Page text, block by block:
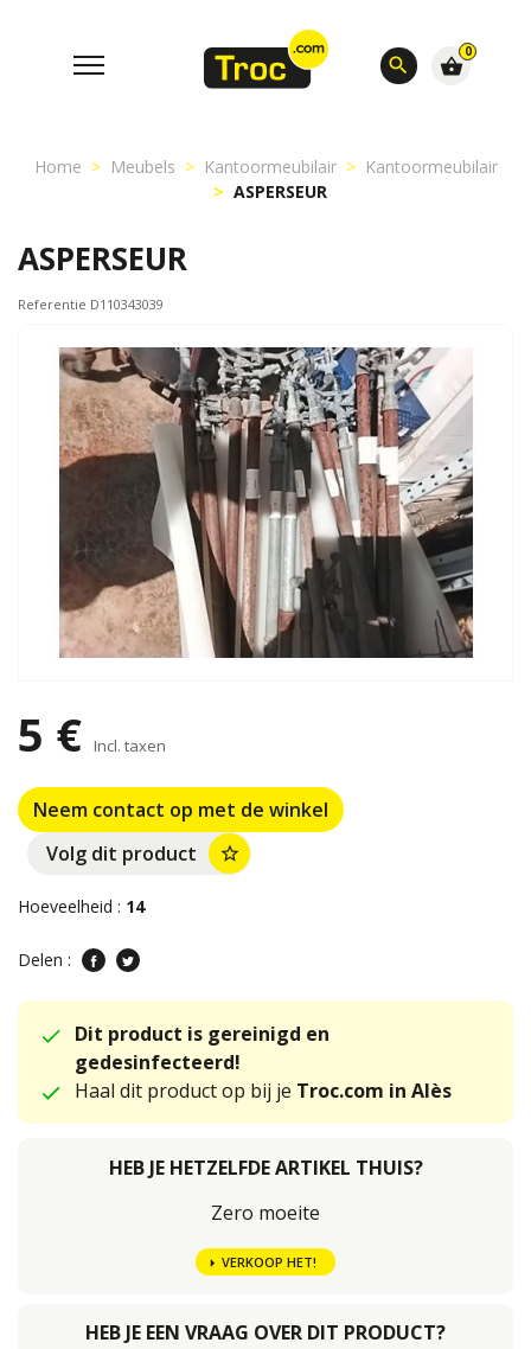
search
0
shopping_basket
Home Meubels Kantoormeubilair
Kantoormeubilair
ASPERSEUR
ASPERSEUR
Referentie D110343039
5 € Incl. taxen
Neem contact op met de winkel
Volg dit product
star_border
Hoeveelheid : 14
Delen :
Dit product is gereinigd en
gedesinfecteerd!
Haal dit product op bij je Troc.com in Alès
HEB JE HETZELFDE ARTIKEL THUIS?
Zero moeite
VERKOOP HET!
HEB JE EEN VRAAG OVER DIT PRODUCT?